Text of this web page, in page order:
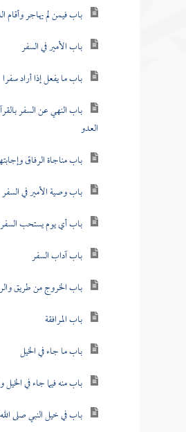
باب فيمن لم يهاجر وأقام
باب الأمير في السفر
باب ما يفعل إذا أراد سفرا
باب النهي عن السفر
العدو
باب مناجاة الرفاق
باب وصية الأمير في السفر
باب أي يوم يستحب السفر
باب آداب السفر
باب الخروج من طريق
باب المرافقة
باب ما جاء في الخيل
باب منه فيما جاء في الخيل
باب في خيل النبي صلى